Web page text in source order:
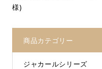
様)
商品カテゴリー
ジャカールシリーズ